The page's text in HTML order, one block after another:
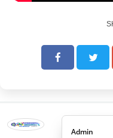
Admin